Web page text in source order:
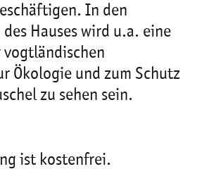
In den
Hauses wird u.a. eine
Ökologie und zum Schutz
zu sehen sein.
ist kostenfrei.